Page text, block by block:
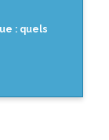
: quels